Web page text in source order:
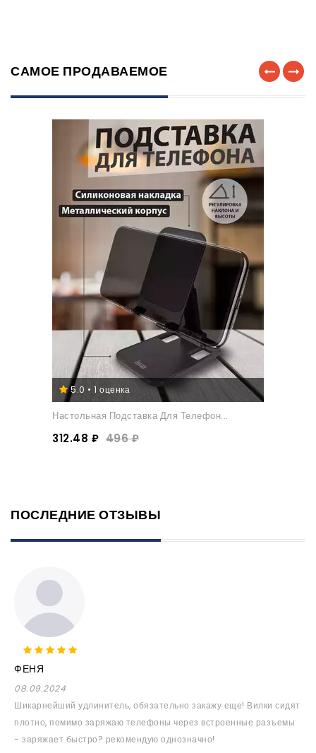
САМОЕ ПРОДАВАЕМОЕ
5.0 • 1 оценка
Настольная Подставка Для Телефон...
312.48 ₽ 496 ₽
ПОСЛЕДНИЕ ОТЗЫВЫ
ФЕНЯ
08.09.2024
Шикарнейший удлинитель, обязательно закажу еще! Вилки сидят
плотно, помимо заряжаю телефоны через встроенные разъемы
- заряжает быстро? рекомендую однозначно!